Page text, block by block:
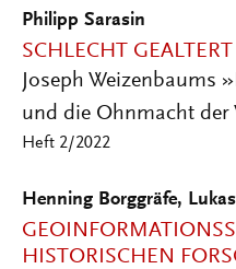
Philipp Sarasin
SCHLECHT GEALTERT
Joseph Weizenbaums
und die Ohnmacht der
Heft 2/2022
Henning Borggräfe,
HISTORISCHEN